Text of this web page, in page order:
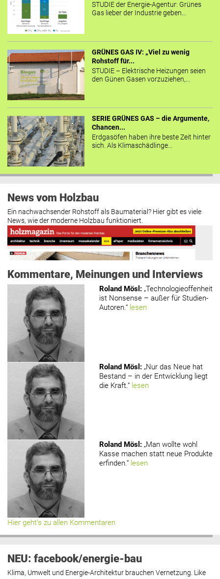
STUDIE der Energie-Agentur: Grünes
Gas lieber der Industrie geben...
GRÜNES GAS IV: „Viel zu wenig
Rohstoff für...
STUDIE – Elektrische Heizungen seien
den Günen Gasen vorzuziehen,...
SERIE GRÜNES GAS – die Argumente,
Chancen...
Erdgasöfen haben ihre beste Zeit hinter
sich. Als Klimaschädlinge...
News vom Holzbau
Ein nachwachsender Rohstoff als Baumaterial? Hier gibt es viele
News, wie der moderne Holzbau funktioniert.
www.holzmagazin.com
Kommentare, Meinungen und Interviews
Roland Mösl : „Technologieoffenheit
ist Nonsense – außer für Studien-
Autoren.“ lesen
Roland Mösl : „Nur das Neue hat
Bestand – in der Entwicklung liegt
die Kraft.“ lesen
Roland Mösl : „Man wollte wohl
Kasse machen statt neue Produkte
erfinden.“ lesen
Hier geht’s zu allen Kommentaren
NEU: facebook/energie-bau
Klima, Umwelt und Energie-Architektur brauchen Vernetzung. Like